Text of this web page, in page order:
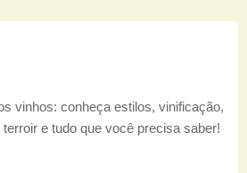
vinhos: conheça estilos, vinificação,
e tudo que você precisa saber!